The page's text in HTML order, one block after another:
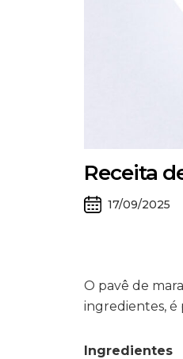
Receita
17/09/2025
O pavê de
ingredientes, é
Ingredientes